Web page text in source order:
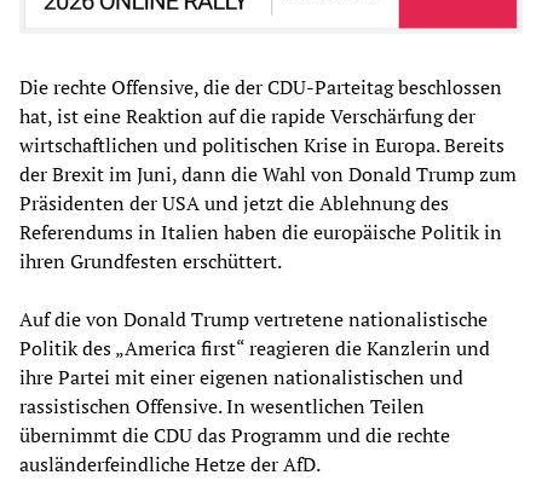
Die rechte Offensive, die der CDU-Parteitag beschlossen
hat, ist eine Reaktion auf die rapide Verschärfung der
wirtschaftlichen und politischen Krise in Europa. Bereits
der Brexit im Juni, dann die Wahl von Donald Trump zum
Präsidenten der USA und jetzt die Ablehnung des
Referendums in Italien haben die europäische Politik in
ihren Grundfesten erschüttert.
Auf die von Donald Trump vertretene nationalistische
Politik des „America first“ reagieren die Kanzlerin und
ihre Partei mit einer eigenen nationalistischen und
rassistischen Offensive. In wesentlichen Teilen
übernimmt die CDU das Programm und die rechte
ausländerfeindliche Hetze der AfD.